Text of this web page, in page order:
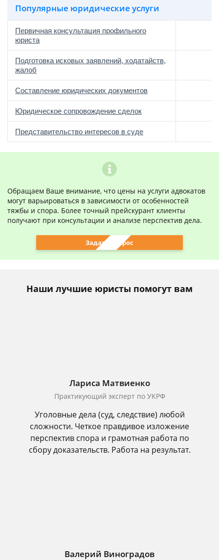
Популярные юридические услуги
Первичная консультация профильного
юриста
Подготовка исковых заявлений, ходатайств,
жалоб
Составление юридических документов
Юридическое сопровождение сделок
Представительство интересов в суде
Обращаем Ваше внимание, что цены на услуги адвокатов
могут варьироваться в зависимости от особенностей
тяжбы и спора. Более точный прейскурант клиенты
получают при консультации и анализе перспектив дела.
Задать вопрос
Наши лучшие юристы помогут вам
Лариса Матвиенко
Практикующий эксперт по УКРФ
Уголовные дела (суд, следствие) любой
сложности. Четкое правдивое изложение
перспектив спора и грамотная работа по
сбору доказательств. Работа на результат.
Валерий Виноградов